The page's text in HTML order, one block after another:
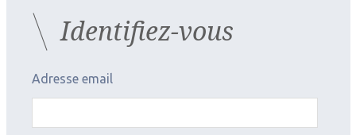
Identifiez-vous
Adresse email